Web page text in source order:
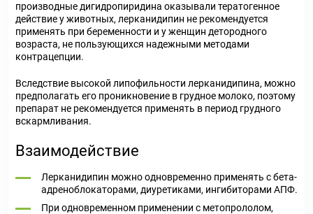
производные дигидропиридина оказывали тератогенное
действие у животных, лерканидипин не рекомендуется
применять при беременности и у женщин детородного
возраста, не пользующихся надежными методами
контрацепции.
Вследствие высокой липофильности лерканидипина, можно
предполагать его проникновение в грудное молоко, поэтому
препарат не рекомендуется применять в период грудного
вскармливания.
Взаимодействие
Лерканидипин можно одновременно применять с бета-
адреноблокаторами, диуретиками, ингибиторами АПФ.
При одновременном применении с метопрололом,